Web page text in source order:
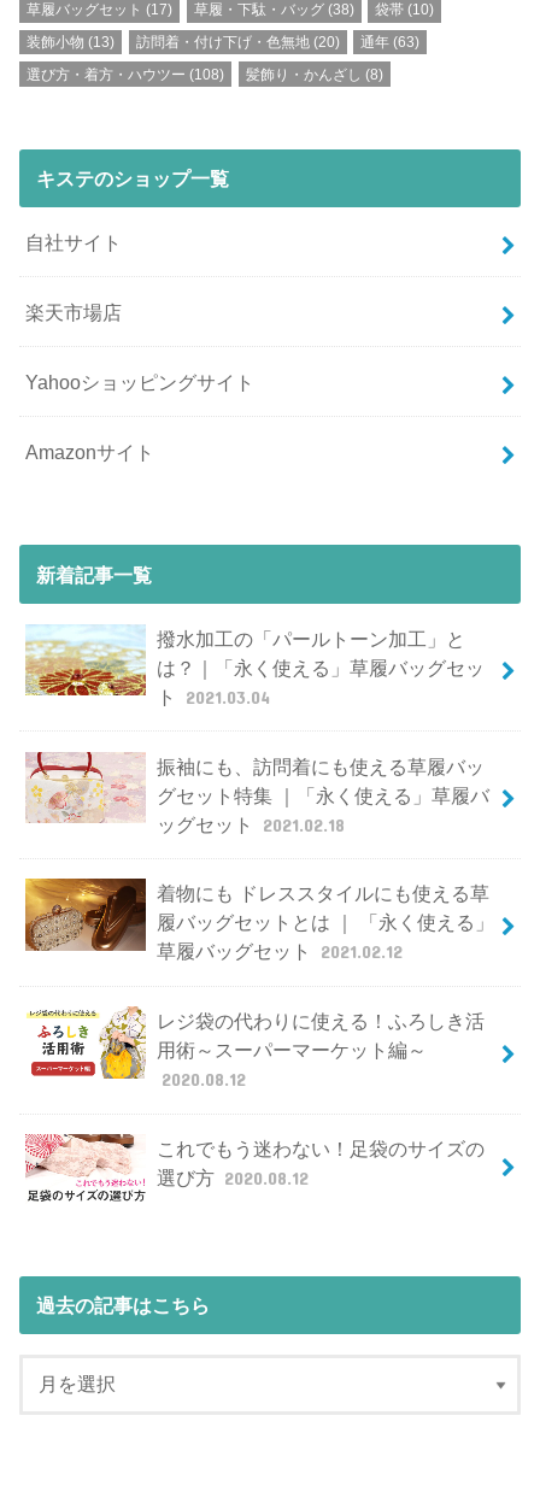
草履バッグセット (17) 草履・下駄・バッグ(38) 袋帯(10)
装飾小物 (13) 訪問着・付け下げ・色無地(20) 通年(63)
選び方・着方・ハウツー (108) 髪飾り・かんざし (8)
キステのショップ一覧
自社サイト
楽天市場店
Yahooショッピングサイト
Amazonサイト
新着記事一覧
撥水加工の「パールトーン加工」と
は？｜「永く使える」草履バッグセッ
ト
2021.03.04
振袖にも、訪問着にも使える草履バッ
グセット特集 ｜「永く使える」草履バ
ッグセット
2021.02.18
着物にも ドレススタイルにも使える草
履バッグセットとは ｜ 「永く使える」
草履バッグセット
2021.02.12
レジ袋の代わりに使える！ふろしき活
用術～スーパーマーケット編～
2020.08.12
これでもう迷わない！足袋のサイズの
選び方 2020.08.12
過去の記事はこちら